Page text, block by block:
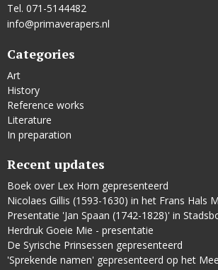
Tel. 071-5144482
info@primaverapers.nl
Categories
Art
History
Reference works
Literature
In preparation
Recent updates
Boek over Lex Horn gepresenteerd
Nicolaes Gillis (1593-1630) in het Frans Hals
Herdruk Goeie Mie - presentatie
De Syrische Prinsessen gepresenteerd
'Sprekende namen' gepresenteerd op het